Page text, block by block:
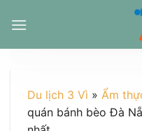
đến
Du lịch 3 Vì » Ẩm
quán bánh bèo Đà